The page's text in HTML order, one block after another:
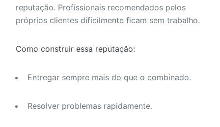
reputação. Profissionais recomendados pelos
próprios clientes dificilmente ficam sem trabalho.
Como construir essa reputação:
Entregar sempre mais do que o combinado.
Resolver problemas rapidamente.